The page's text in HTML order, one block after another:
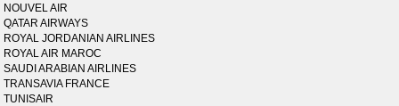
NOUVEL AIR
QATAR AIRWAYS
ROYAL JORDANIAN AIRLINES
ROYAL AIR MAROC
SAUDI ARABIAN AIRLINES
TRANSAVIA FRANCE
TUNISAIR